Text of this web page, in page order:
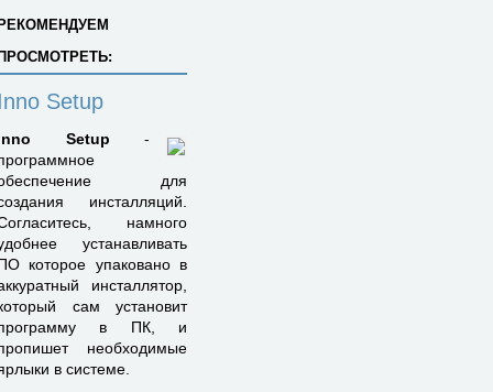
Setup
Setup -
для
инсталляций.
намного
устанавливать
которое упаковано в
инсталлятор,
сам установит
в ПК, и
необходимые
в системе.